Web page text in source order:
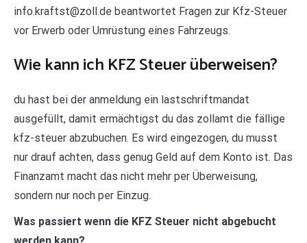
info.kraftst@zoll.de beantwortet Fragen zur Kfz-Steuer
vor Erwerb oder Umrüstung eines Fahrzeugs.
Wie kann ich KFZ Steuer überweisen?
du hast bei der anmeldung ein lastschriftmandat
ausgefüllt, damit ermächtigst du das zollamt die fällige
kfz-steuer abzubuchen. Es wird eingezogen, du musst
nur drauf achten, dass genug Geld auf dem Konto ist. Das
Finanzamt macht das nicht mehr per Überweisung,
sondern nur noch per Einzug.
Was passiert wenn die KFZ Steuer nicht abgebucht